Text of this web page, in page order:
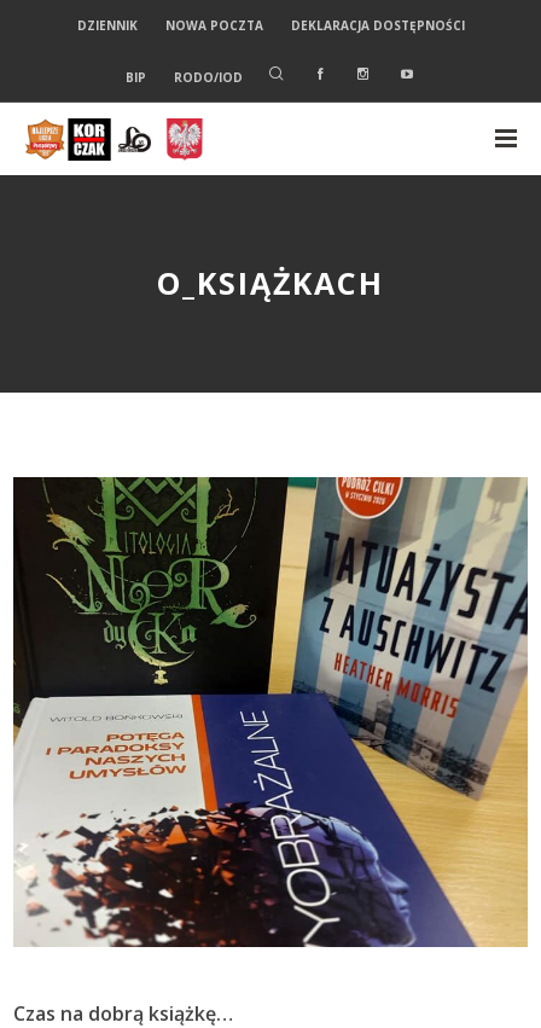
DZIENNIK NOWA POCZTA DEKLARACJA DOSTĘPNOŚCI
BIP RODO/IOD
O_KSIĄŻKACH
Czas na dobrą książkę…